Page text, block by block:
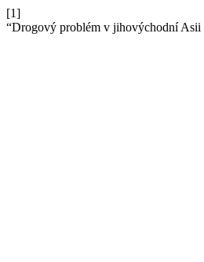
[1]
“Drogový problém v jihovýchodní Asii